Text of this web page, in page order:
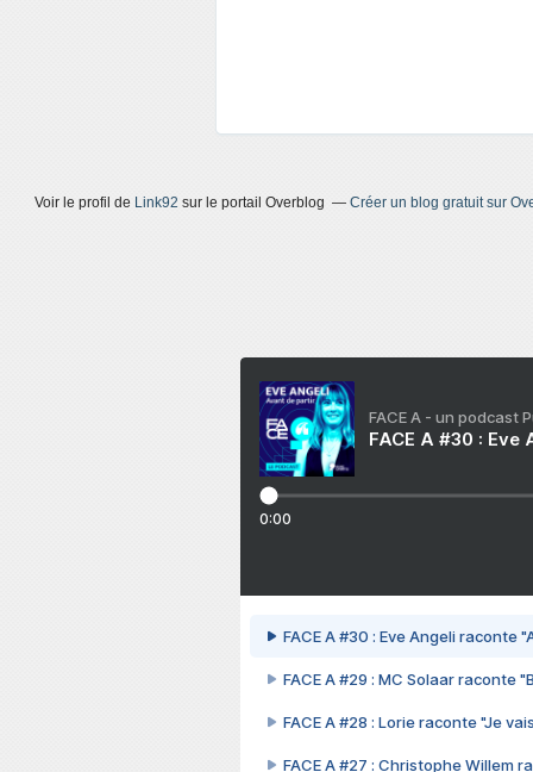
Voir le profil de Link92 sur le portail Overblog Créer un blog gratuit sur
FACE A - un podcast
FACE A #30 :
0:00
FACE A #30 : Eve Angeli raconte
FACE A #29 : MC Solaar raconte
FACE A #28 : Lorie raconte "Je
FACE A #27 : Christophe Willem